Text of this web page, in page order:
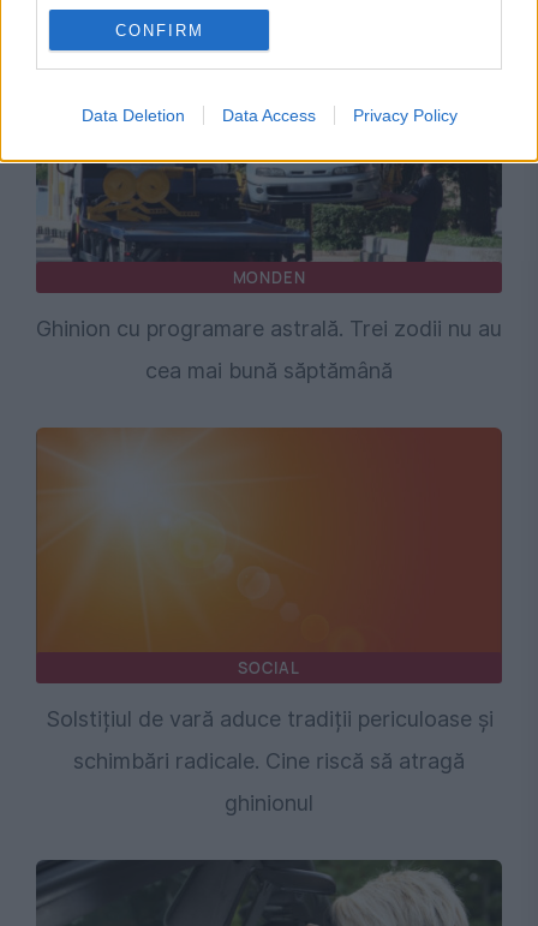
CONFIRM
Data Deletion Data Access Privacy Policy
MONDEN
Ghinion cu programare astrală. Trei zodii nu au
cea mai bună săptămână
SOCIAL
Solstițiul de vară aduce tradiții periculoase și
schimbări radicale. Cine riscă să atragă
ghinionul